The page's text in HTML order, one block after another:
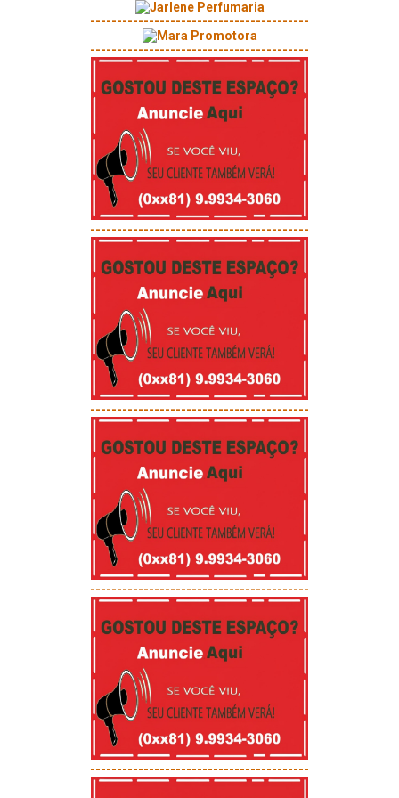
-----------------------------------------
-----------------------------------------
-----------------------------------------
-----------------------------------------
-----------------------------------------
-----------------------------------------